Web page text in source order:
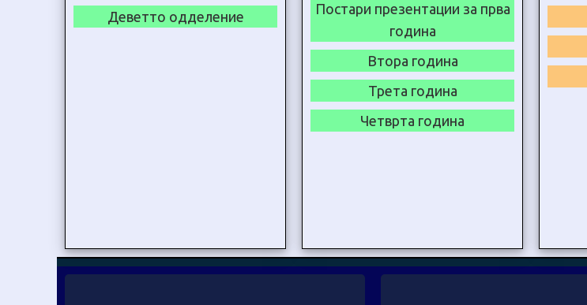
Деветто одделение
Постари презентации за прва
година
Втора година
Трета година
Четврта година